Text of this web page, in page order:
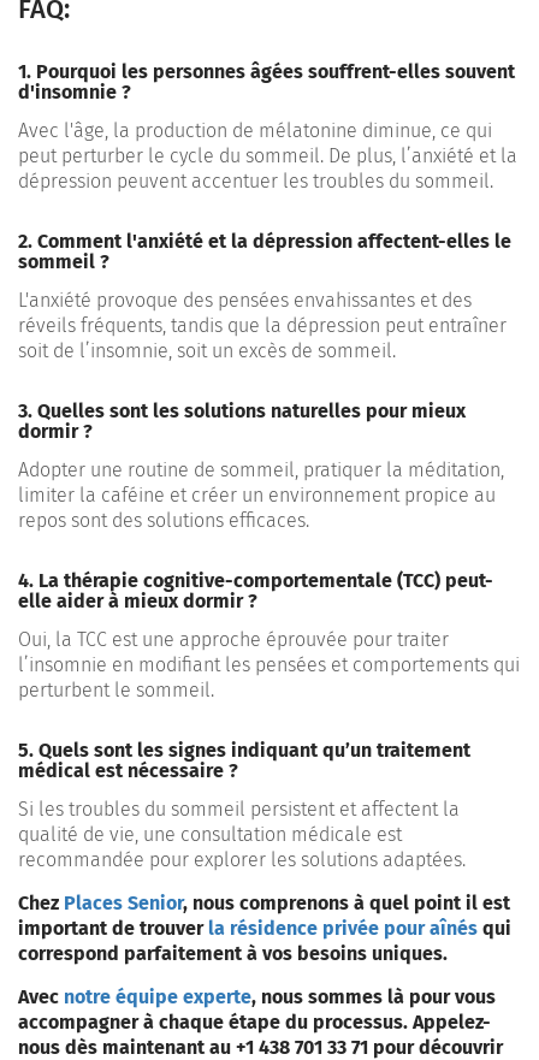
FAQ:
1. Pourquoi les personnes âgées souffrent-elles souvent
d'insomnie ?
Avec l'âge, la production de mélatonine diminue, ce qui
peut perturber le cycle du sommeil. De plus, l’anxiété et la
dépression peuvent accentuer les troubles du sommeil.
2. Comment l'anxiété et la dépression affectent-elles le
sommeil ?
L'anxiété provoque des pensées envahissantes et des
réveils fréquents, tandis que la dépression peut entraîner
soit de l’insomnie, soit un excès de sommeil.
3. Quelles sont les solutions naturelles pour mieux
dormir ?
Adopter une routine de sommeil, pratiquer la méditation,
limiter la caféine et créer un environnement propice au
repos sont des solutions efficaces.
4. La thérapie cognitive-comportementale (TCC) peut-
elle aider à mieux dormir ?
Oui, la TCC est une approche éprouvée pour traiter
l’insomnie en modifiant les pensées et comportements qui
perturbent le sommeil.
5. Quels sont les signes indiquant qu’un traitement
médical est nécessaire ?
Si les troubles du sommeil persistent et affectent la
qualité de vie, une consultation médicale est
recommandée pour explorer les solutions adaptées.
Chez Places Senior, nous comprenons à quel point il est
important de trouver la résidence privée pour aînés qui
correspond parfaitement à vos besoins uniques.
Avec notre équipe experte, nous sommes là pour vous
accompagner à chaque étape du processus. Appelez-
nous dès maintenant au +1 438 701 33 71 pour découvrir